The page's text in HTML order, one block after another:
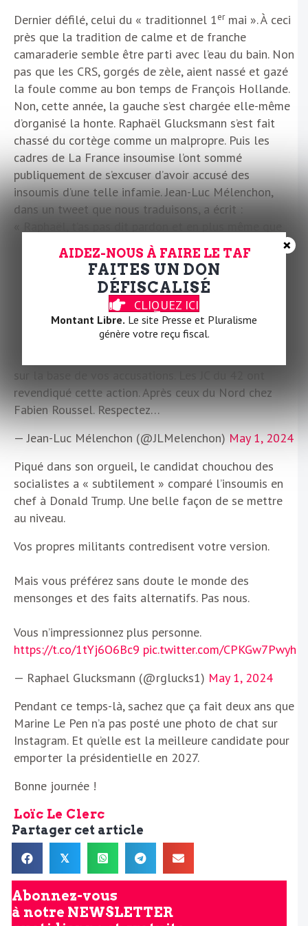
Dernier défilé, celui du « traditionnel 1ermai ». À ceci
près que la tradition de calme et de franche
camaraderie semble être parti avec l’eau du bain. Non
pas que les CRS, gorgés de zèle, aient nassé et gazé
la foule comme au bon temps de François Hollande.
Non, cette année, la gauche s’est chargée elle-même
d’organisé la honte. Raphaël Glucksmann s’est fait
chassé du cortège comme un malpropre. Puis les
cadres de La France insoumise l’ont sommé
publiquement de s’excuser d’avoir accusé des
insoumis d’une telle infamie. Jean-Luc Mélenchon,
dans un tweet que nous traduisons, a écrit :
« Raphaël, t’as pas dit pardon et en plus même que
t’as dit un mensonge. Tu dis que c’est nous qui t’avons
fait mal mais c’est même pas vrai d’abord. Faut pas
mentir, je vais le dire. En plus, c’est les autres qui t’ont
fait mal et c’est même pas nous. »
Raphaël Glucksmann, excusez-vous ! Vous avez accusé
LFI de votre expulsion de la manif du 1er mai. Nous
sur la base de vos accusations. Les JC du 42 ont
revendiqué cette action. Après ceux du Nord chez
Fabien Roussel. Respectez…
— Jean-Luc Mélenchon (@JLMelenchon) May 1, 2024
Piqué dans son orgueil, le candidat chouchou des
socialistes a « subtilement » comparé l’insoumis en
chef à Donald Trump. Une belle façon de se mettre
au niveau.
Vos propres militants contredisent votre version.
Mais vous préférez sans doute le monde des
mensonges et des faits alternatifs. Pas nous.
Vous n’impressionnez plus personne.
https://t.co/1tYj6O6Bc9 pic.twitter.com/CPKGw7Pwyh
— Raphael Glucksmann (@rglucks1) May 1, 2024
Pendant ce temps-là, sachez que ça fait deux ans que
Marine Le Pen n’a pas posté une photo de chat sur
Instagram. Et qu’elle est la meilleure candidate pour
emporter la présidentielle en 2027.
Bonne journée !
Loïc Le Clerc
Partager cet article
𝕏
Abonnez-vous
à notre NEWSLETTER
AIDEZ-NOUS À FAIRE LE TAF
FAITES UN DON
DÉFISCALISÉ
CLIQUEZ ICI
Montant Libre. Le site Presse et Pluralisme
génère votre reçu fiscal.
×